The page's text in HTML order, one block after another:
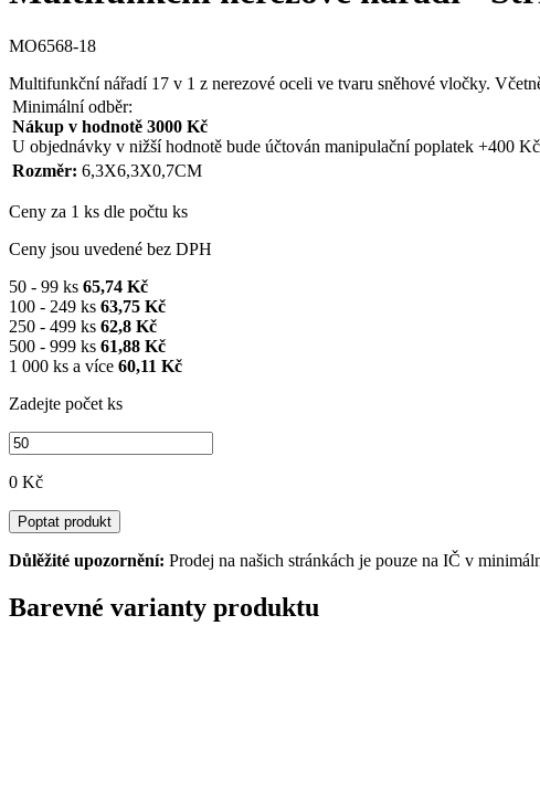
MO6568-18
Multifunkční nářadí 17 v 1 z nerezové oceli ve tvaru sněhové vločky.
Minimální odběr:
Nákup v hodnotě 3000 Kč
U objednávky v nižší hodnotě bude účtován manipulační poplatek +400
Rozměr: 6,3X6,3X0,7CM
Ceny za 1 ks dle počtu ks
Ceny jsou uvedené bez DPH
50 - 99 ks 65,74 Kč
100 - 249 ks 63,75 Kč
250 - 499 ks 62,8 Kč
500 - 999 ks 61,88 Kč
1 000 ks a více 60,11 Kč
Zadejte počet ks
0 Kč
Poptat produkt
Důlěžité upozornění: Prodej na našich stránkách je pouze na IČ v
Barevné varianty produktu